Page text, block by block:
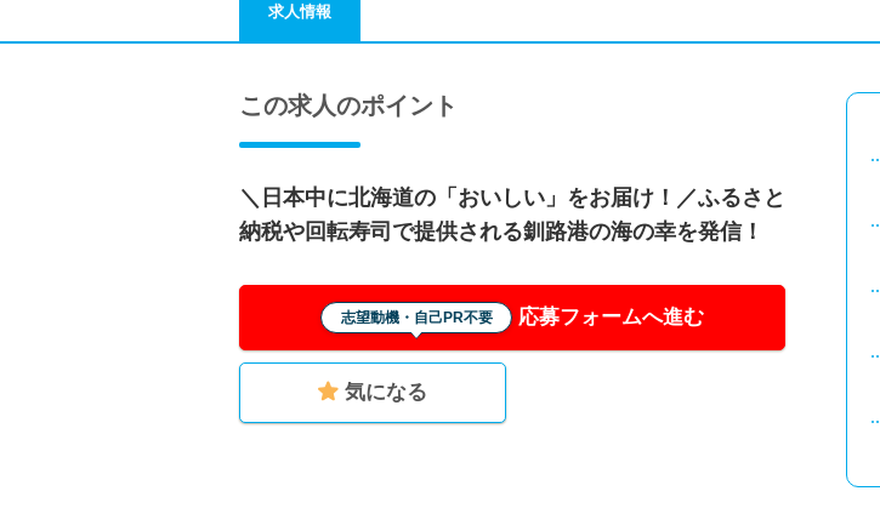
求人情報
この求人のポイント
＼日本中に北海道の「おいしい」をお届け！／ふるさと
納税や回転寿司で提供される釧路港の海の幸を発信！
志望動機・自己PR不要 応募フォームへ進む
気になる